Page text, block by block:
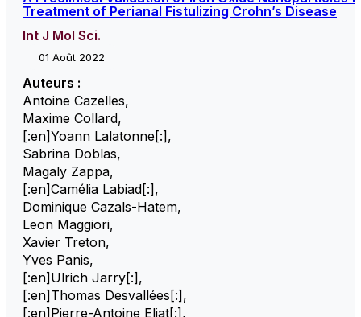
Treatment of Perianal Fistulizing Crohn’s Disease
Int J Mol Sci.
01 Août 2022
Auteurs :
Antoine Cazelles,
Maxime Collard,
[:en]Yoann Lalatonne[:] ,
Sabrina Doblas,
Magaly Zappa,
[:en]Camélia Labiad[:] ,
Dominique Cazals-Hatem,
Leon Maggiori,
Xavier Treton,
Yves Panis,
[:en]Ulrich Jarry[:] ,
[:en]Thomas Desvallées[:] ,
[:en]Pierre-Antoine Eliat[:] ,